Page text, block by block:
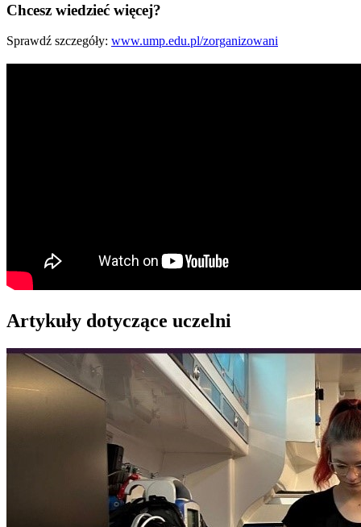
Chcesz wiedzieć więcej?
Sprawdź szczegóły: www.ump.edu.pl/zorganizowani
Artykuły dotyczące uczelni